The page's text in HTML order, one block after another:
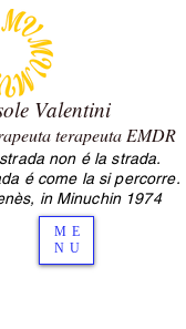
Valentini
terapeuta EMDR
psicologa
ME
NU
non é la strada.
é come la si percorre.
in Minuchin 1974